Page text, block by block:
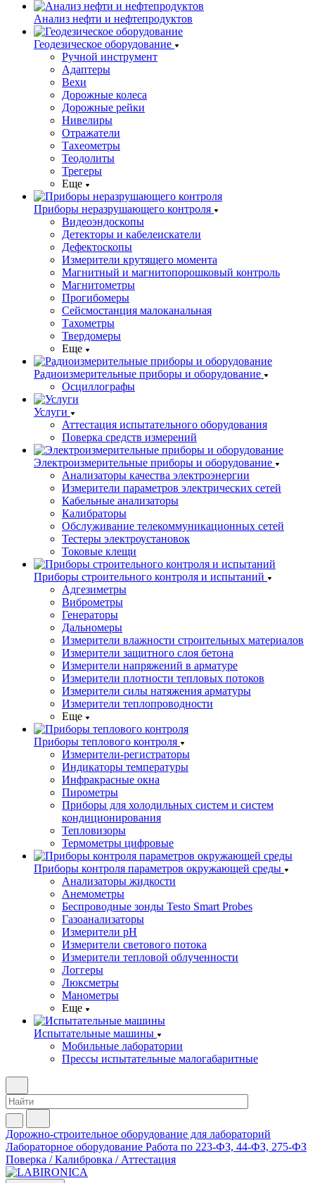
Анализ нефти и нефтепродуктов
Геодезическое оборудование
Ручной инструмент
Адаптеры
Вехи
Дорожные колеса
Дорожные рейки
Нивелиры
Отражатели
Тахеометры
Теодолиты
Трегеры
Еще
Приборы неразрушающего контроля
Видеоэндоскопы
Детекторы и кабелеискатели
Дефектоскопы
Измерители крутящего момента
Магнитный и магнитопорошковый контроль
Магнитометры
Прогибомеры
Сейсмостанция малоканальная
Тахометры
Твердомеры
Еще
Радиоизмерительные приборы и оборудование
Осциллографы
Услуги
Аттестация испытательного оборудования
Поверка средств измерений
Электроизмерительные приборы и оборудование
Анализаторы качества электроэнергии
Измерители параметров электрических сетей
Кабельные анализаторы
Калибраторы
Обслуживание телекоммуникационных сетей
Тестеры электроустановок
Токовые клещи
Приборы строительного контроля и испытаний
Адгезиметры
Виброметры
Генераторы
Дальномеры
Измерители влажности строительных материалов
Измерители защитного слоя бетона
Измерители напряжений в арматуре
Измерители плотности тепловых потоков
Измерители силы натяжения арматуры
Измерители теплопроводности
Еще
Приборы теплового контроля
Измерители-регистраторы
Индикаторы температуры
Инфракрасные окна
Пирометры
Приборы для холодильных систем и систем
кондиционирования
Тепловизоры
Термометры цифровые
Приборы контроля параметров окружающей среды
Анализаторы жидкости
Анемометры
Беспроводные зонды Testo Smart Probes
Газоанализаторы
Измерители pH
Измерители светового потока
Измерители тепловой облученности
Логгеры
Люксметры
Манометры
Еще
Испытательные машины
Мобильные лаборатории
Прессы испытательные малогабаритные
Дорожно-строительное оборудование для лабораторий
Лабораторное оборудование Работа по 223-ФЗ, 44-ФЗ, 275-ФЗ
Поверка / Калибровка / Аттестация